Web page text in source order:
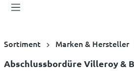
Sortiment Marken & Hersteller
Abschlussbordüre Villeroy &